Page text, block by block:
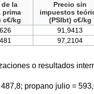
la
prima
c€/kg
Precio sin
impuestos
(PSIbt) c€/kg
91,9413
97,2104
o resultados
propano julio =